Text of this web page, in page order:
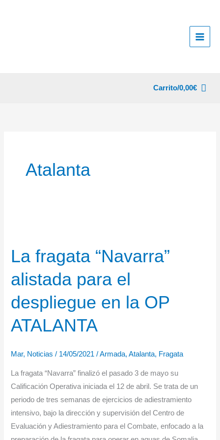
Carrito/0,00€
Atalanta
La fragata “Navarra”
alistada para el
despliegue en la OP
ATALANTA
Mar, Noticias / 14/05/2021/Armada,Atalanta, Fragata
La fragata “Navarra” finalizó el pasado 3 de mayo su
Calificación Operativa iniciada el 12 de abril. Se trata de un
periodo de tres semanas de ejercicios de adiestramiento
intensivo, bajo la dirección y supervisión del Centro de
Evaluación y Adiestramiento para el Combate, enfocado a la